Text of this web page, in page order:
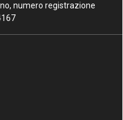
numero registrazione